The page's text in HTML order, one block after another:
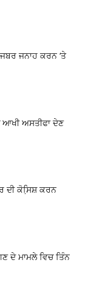
ਜਨਾਹ ਕਰਨ ‘ਤੇ
ਆਖੀ ਅਸਤੀਫਾ ਦੇਣ
ਦੀ ਕੋਸਿ਼ਸ਼ ਕਰਨ
ਦੇ ਮਾਮਲੇ ਵਿਚ ਤਿੰਨ